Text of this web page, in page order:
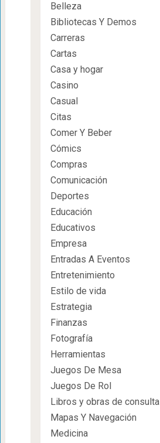
Belleza
Bibliotecas Y Demos
Carreras
Cartas
Casa y hogar
Casino
Casual
Citas
Comer Y Beber
Cómics
Compras
Comunicación
Deportes
Educación
Educativos
Empresa
Entradas A Eventos
Entretenimiento
Estilo de vida
Estrategia
Finanzas
Fotografía
Herramientas
Juegos De Mesa
Juegos De Rol
Libros y obras de consulta
Mapas Y Navegación
Medicina